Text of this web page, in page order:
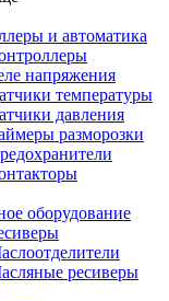
и автоматика
напряжения
температуры
давления
разморозки
оборудование
ресиверы